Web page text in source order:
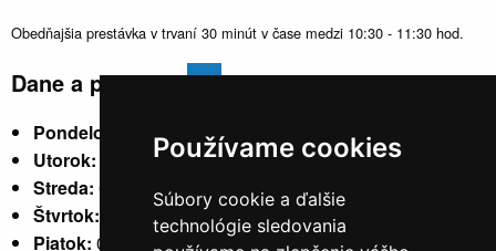
Používame cookies
Súbory cookie a ďalšie
technológie sledovania
Obedňajšia prestávka v trvaní 30 minút v čase medzi 10:30 - 11:30 hod.
Dane a poplatky
Pondelok:
07:30 - 15:30
Utorok:
nestránkový
Streda: 07:30 - 17:00
Štvrtok:
nestránkový
Piatok: 07:30 - 14:00